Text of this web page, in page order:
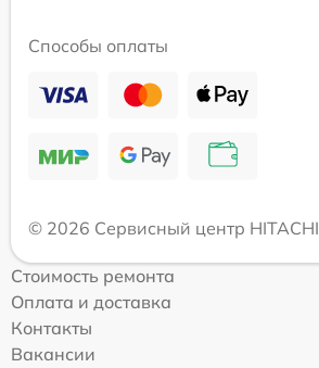
Способы оплаты
© 2026 Сервисный центр HITACHI
Стоимость ремонта
Оплата и доставка
Контакты
Вакансии